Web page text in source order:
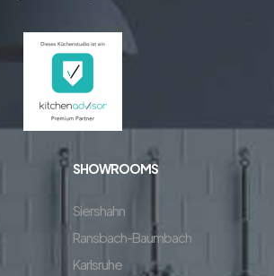
SHOWROOMS
Siershahn
Ransbach-Baumbach
Karlsruhe